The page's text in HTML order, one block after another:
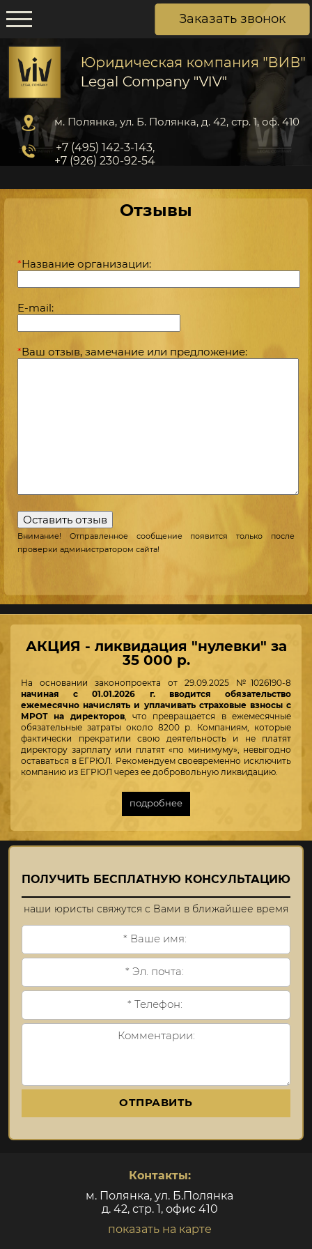
Заказать звонок
м. Полянка, ул. Б. Полянка, д. 42, стр. 1, оф. 410
+7 (495) 142-3-143,
+7 (926) 230-92-54
Отзывы
*Название организации:
E-mail:
*Ваш отзыв, замечание или предложение:
Внимание! Отправленное сообщение появится только после
проверки администратором сайта!
АКЦИЯ - ликвидация "нулевки" за
35 000 р.
На основании законопроекта от 29.09.2025 №1026190-8
начиная с 01.01.2026 г. вводится обязательство
ежемесячно начислять и уплачивать страховые взносы с
МРОТ на директоров, что
превращается в ежемесячные
обязательные затраты около 8200 р. Компаниям, которые
фактически прекратили свою деятельность и не платят
директору зарплату или платят «по минимуму», невыгодно
оставаться в ЕГРЮЛ. Рекомендуем своевременно исключить
компанию из ЕГРЮЛ через ее добровольную ликвидацию.
подробнее
ПОЛУЧИТЬ БЕСПЛАТНУЮ КОНСУЛЬТАЦИЮ
наши юристы свяжутся с Вами в ближайшее время
ОТПРАВИТЬ
Контакты:
м. Полянка, ул. Б.Полянка
д. 42, стр. 1, офис 410
показать на карте